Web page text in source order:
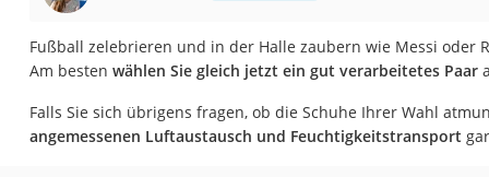
Aluminium-Koffer
Air Bike
Fußball zelebrieren und in der Halle zaubern wie Messi oder
Am besten wählen Sie gleich jetzt ein gut verarbeitetes Paar
Falls Sie sich übrigens fragen, ob die Schuhe Ihrer Wahl
angemessenen Luftaustausch und Feuchtigkeitstransport